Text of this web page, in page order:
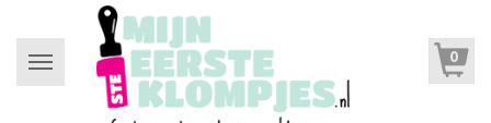
Toggle
navigation
0